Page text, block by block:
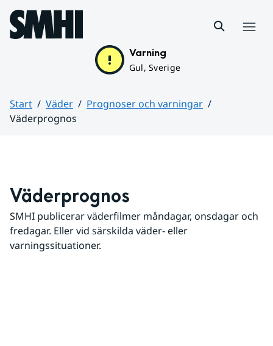
Hoppa till sidans innehåll
Varning
Gul, Sverige
Start Väder
Prognoser och varningar
Väderprognos
Väderprognos
SMHI publicerar väderfilmer måndagar, onsdagar och
fredagar. Eller vid särskilda väder- eller
varningssituationer.